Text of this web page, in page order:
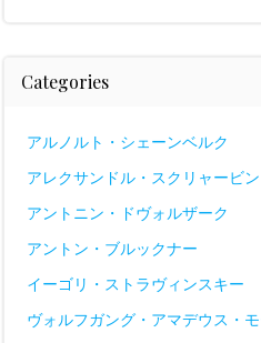
Categories
アルノルト・シェーンベルク
アレクサンドル・スクリャービン
アントニン・ドヴォルザーク
アントン・ブルックナー
イーゴリ・ストラヴィンスキー
ヴォルフガング・アマデウス・